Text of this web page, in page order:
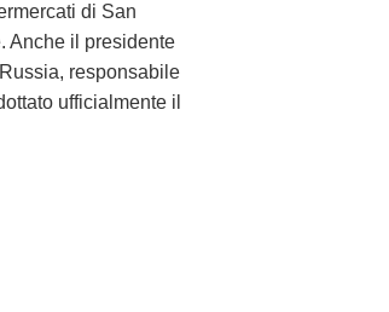
di San
Anche il presidente
responsabile
ufficialmente il